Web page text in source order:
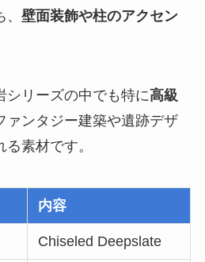
壁面装飾や柱のアクセン
シリーズの中でも特に高級
ァンタジー建築や遺跡デザ
素材です。
内容
Chiseled Deepslate